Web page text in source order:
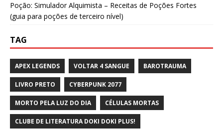
Poção: Simulador Alquimista – Receitas de Poções Fortes
(guia para poções de terceiro nível)
TAG
APEX LEGENDS VOLTAR 4 SANGUE BAROTRAUMA
LIVRO PRETO CYBERPUNK 2077
MORTO PELA LUZ DO DIA CÉLULAS MORTAS
CLUBE DE LITERATURA DOKI DOKI PLUS!